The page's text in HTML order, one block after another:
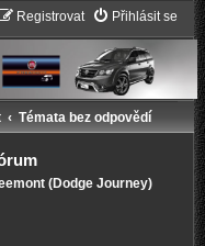
Přihlásit se
Registrovat
Témata bez odpovědí
(Dodge Journey)